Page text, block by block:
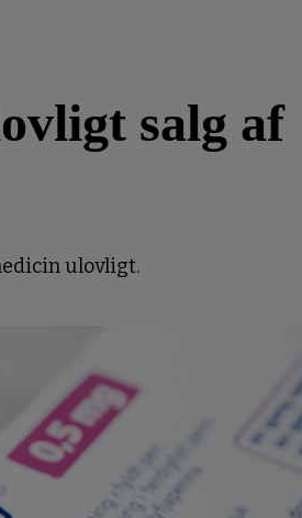
salg af
ulovligt.